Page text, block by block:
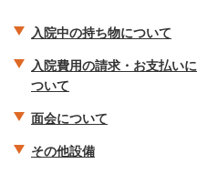
入院中の持ち物について
入院費用の請求・お支払いに
ついて
面会について
その他設備